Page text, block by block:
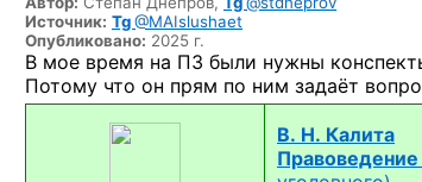
Источник: Tg@MAIslushaet
Опубликовано: 2025 г.
В мое время на ПЗ были нужны
Потому что он прям по ним задаёт
В. Н. Калита
Правоведение